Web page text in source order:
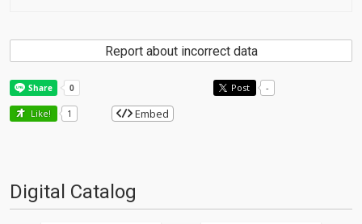
Report about incorrect data
Post -
Like! 1 Embed
Digital Catalog